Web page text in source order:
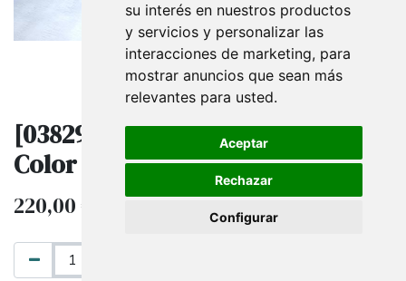
su interés en nuestros productos
y servicios y personalizar las
interacciones de marketing, para
mostrar anuncios que sean más
relevantes para usted.
Aceptar
Rechazar
Configurar
[038298] Perchero con Estantes
Color Blanco 179X120X35 Cm
220,00€